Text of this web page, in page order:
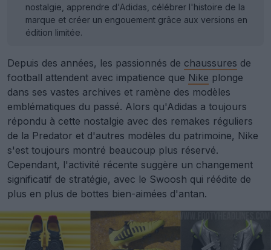
nostalgie, apprendre d'Adidas, célébrer l'histoire de la
marque et créer un engouement grâce aux versions en
édition limitée.
Depuis des années, les passionnés de chaussures de
football attendent avec impatience que Nike plonge
dans ses vastes archives et ramène des modèles
emblématiques du passé. Alors qu'Adidas a toujours
répondu à cette nostalgie avec des remakes réguliers
de la Predator et d'autres modèles du patrimoine, Nike
s'est toujours montré beaucoup plus réservé.
Cependant, l'activité récente suggère un changement
significatif de stratégie, avec le Swoosh qui réédite de
plus en plus de bottes bien-aimées d'antan.